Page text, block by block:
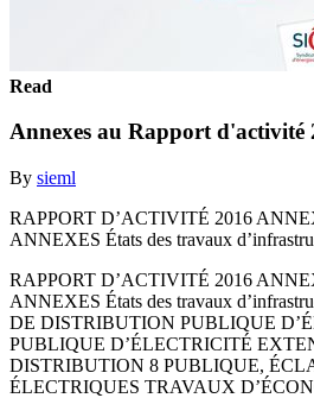
Read
Annexes au Rapport d'activité
By sieml
RAPPORT D’ACTIVITÉ 2016
ANNEXES États des travaux
RAPPORT D’ACTIVITÉ 2016
ANNEXES États des travaux
DE DISTRIBUTION PUBLIQUE
PUBLIQUE D’ÉLECTRICITÉ
DISTRIBUTION 8 PUBLIQUE,
ÉLECTRIQUES TRAVAUX